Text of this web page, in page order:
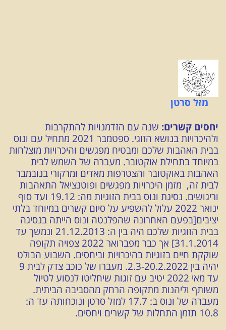
מזל סרטן
יחסים קשרים: שנה עם הזדמנויות להתקרבות
ולהיכרויות בנושא הזוגי. ספטמבר 2021 מתחיל עם ונוס
בבית האהבות שלכם ומבטיח מפגשים והיכרויות מוצלחות
במיוחד בתחילת אוקטובר. מעברה של השמש לבית
האהבות באוקטובר והצטרפות מאדים ומרקורי בנובמבר
לבית זה, מזמן היכרויות מפגשים ופוטנציאל התאהבות
וריגושים. נסיגת ונוס בבית הזוגיות מה: 19.12 ועד סוף
ינואר 2022 עלול להשפיע על סיום קשרים במיוחד בלתי
יציבים[בפעם האחרונה שהפלנטה ונוס הייתה בנסיגה
בבית הזוגיות שלכם היה בין ה: 21.12.2013 ונמשך עד
31.1.2014] אך כבר מפברואר 2022 צפויה תקופה
שוקקת חיים בזוגיות בהיכרויות וביחסים. השבוע הבולט
יהיה בין 2.3-20.2.2022. מעברו של כוכב צדק לבית 9
עד מאי 2022 יטיב עם זוגות שיחליטו לנסוע לטיול
משותף וליהנות מתקופה הרחק מהסביבה הביתית.
מעברה של ונוס ב: 17.7 למזל סרטן ונוכחותה עד ה:
10.8 תזמן התחלות של קשרים ויחסים.